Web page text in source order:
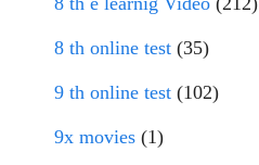
8 th online test (35)
9 th online test (102)
9x movies (1)